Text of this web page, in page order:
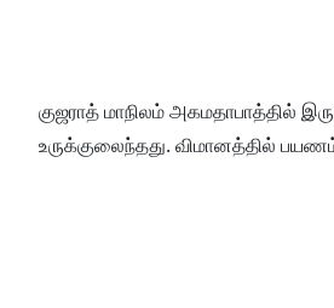
குஜராத் மாநிலம் அகமதாபாத்தில்
உருக்குலைந்தது. விமானத்தில்